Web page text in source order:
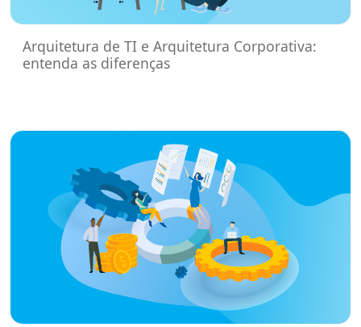
Arquitetura de TI e Arquitetura Corporativa:
entenda as diferenças